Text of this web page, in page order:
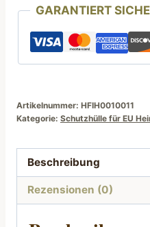
Handarbeit
Menge
GARANTIERT
Artikelnummer: HFIH0010011
Kategorie: Schutzhülle für EU
Beschreibung
Rezensionen (0)